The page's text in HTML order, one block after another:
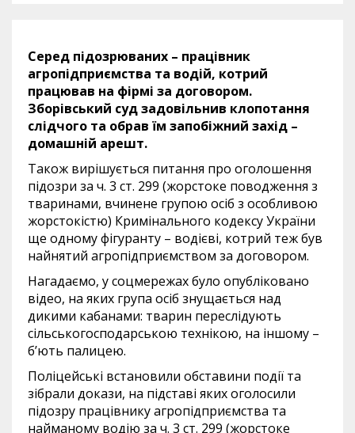
Серед підозрюваних – працівник
агропідприємства та водій, котрий
працював на фірмі за договором.
Зборівський суд задовільнив клопотання
слідчого та обрав їм запобіжний захід –
домашній арешт.
Також вирішується питання про оголошення
підозри за ч. 3 ст. 299 (жорстоке поводження з
тваринами, вчинене групою осіб з особливою
жорстокістю) Кримінального кодексу України
ще одному фігуранту – водієві, котрий теж був
найнятий агропідприємством за договором.
Нагадаємо, у соцмережах було опубліковано
відео, на яких група осіб знущається над
дикими кабанами: тварин переслідують
сільськогосподарською технікою, на іншому –
б’ють палицею.
Поліцейські встановили обставини події та
зібрали докази, на підставі яких оголосили
підозру працівнику агропідприємства та
найманому водію за ч. 3 ст. 299 (жорстоке